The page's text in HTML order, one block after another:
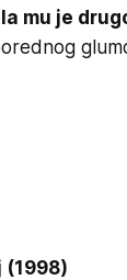
mu je
(1998)